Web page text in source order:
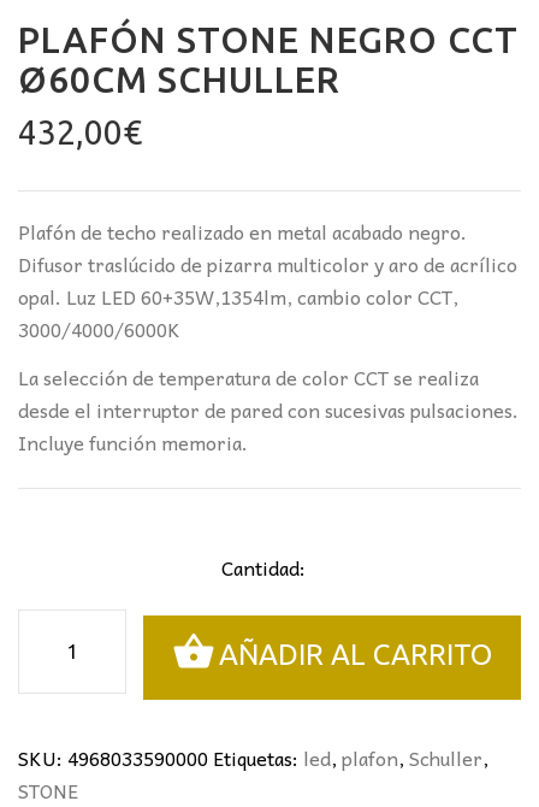
PLAFÓN STONE NEGRO CCT
Ø60CM SCHULLER
432,00€
Plafón de techo realizado en metal acabado negro.
Difusor traslúcido de pizarra multicolor y aro de acrílico
opal. Luz LED 60+35W,1354lm, cambio color CCT,
3000/4000/6000K
La selección de temperatura de color CCT se realiza
desde el interruptor de pared con sucesivas pulsaciones.
Incluye función memoria.
Cantidad:
STONE
NEGRO
Ø60CM
SCHULLER
AÑADIR AL CARRITO
SKU: 4968033590000Etiquetas: led,plafon,Schuller,
STONE